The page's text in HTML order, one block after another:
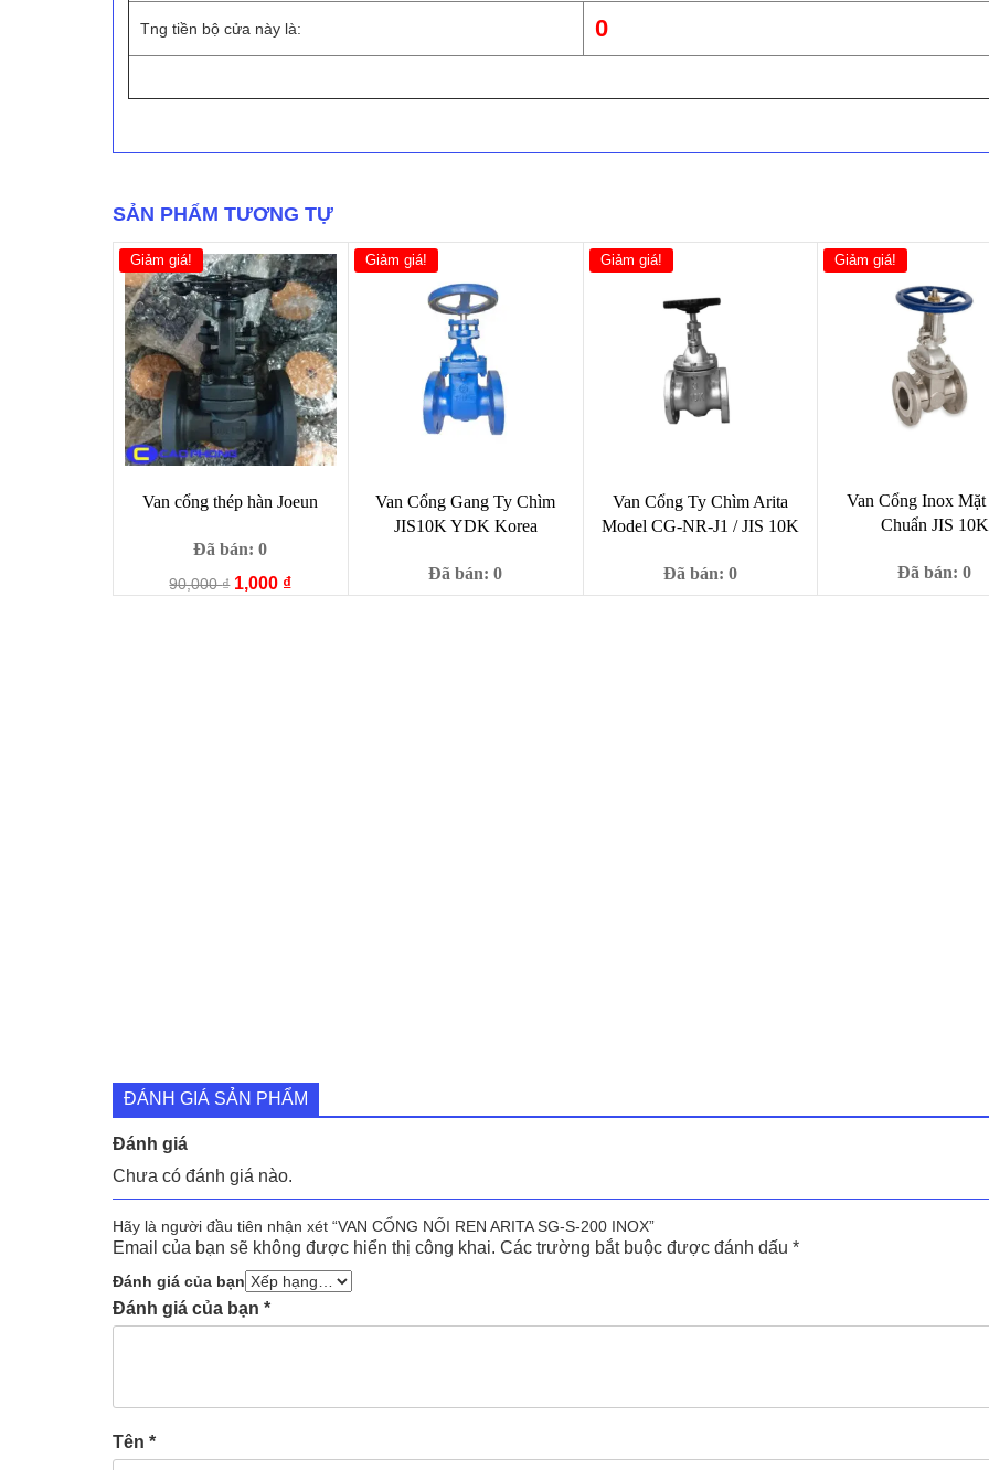
Tng tiền bộ cửa này là: 0
SẢN PHẨM TƯƠNG TỰ
Giảm giá!
Van cổng thép hàn Joeun
Đã bán: 0
90,000₫ Giá
1,000 ₫Giá
Giảm giá!
Van Cổng Gang Ty Chìm
JIS10K YDK Korea
Đã bán: 0
Giảm giá!
Van Cổng Ty Chìm Arita
Model CG-NR-J1 / JIS 10K
Đã bán: 0
Giảm giá!
Van Cổng Inox
Chuẩn JIS 10K
Đã bán: 0
ĐÁNH GIÁ SẢN PHẨM
Đánh giá
Chưa có đánh giá nào.
Hãy là người đầu tiên nhận xét “VAN CỔNG NỐI REN ARITA SG-S-200 INOX”
Email của bạn sẽ không được hiển thị công khai. Các trường bắt buộc được đánh dấu *
Đánh giá của bạn
Đánh giá của bạn *
Tên *